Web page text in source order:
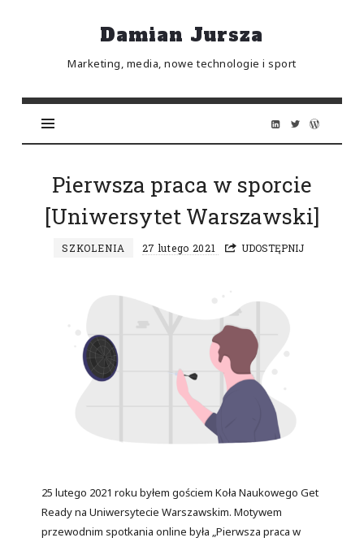
Damian
Jursza
Damian Jursza
Marketing, media, nowe technologie i sport
Pierwsza praca w sporcie
[Uniwersytet Warszawski]
SZKOLENIA 27 lutego 2021 UDOSTĘPNIJ
25 lutego 2021 roku byłem gościem Koła Naukowego Get
Ready na Uniwersytecie Warszawskim. Motywem
przewodnim spotkania online była „Pierwsza praca w